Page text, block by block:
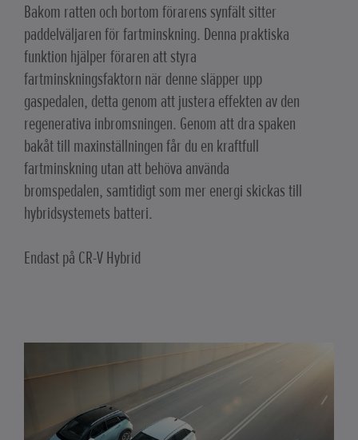
Bakom ratten och bortom förarens synfält sitter
paddelväljaren för fartminskning. Denna praktiska
funktion hjälper föraren att styra
fartminskningsfaktorn när denne släpper upp
gaspedalen, detta genom att justera effekten av den
regenerativa inbromsningen. Genom att dra spaken
bakåt till maxinställningen får du en kraftfull
fartminskning utan att behöva använda
bromspedalen, samtidigt som mer energi skickas till
hybridsystemets batteri.
Endast på CR-V Hybrid